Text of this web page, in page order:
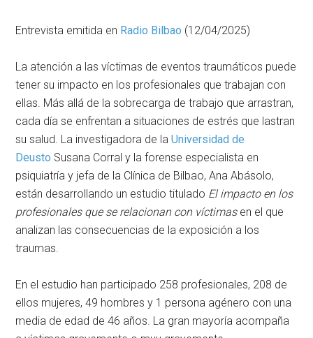
Entrevista emitida en Radio Bilbao (12/04/2025)
La atención a las víctimas de eventos traumáticos puede
tener su impacto en los profesionales que trabajan con
ellas. Más allá de la sobrecarga de trabajo que arrastran,
cada día se enfrentan a situaciones de estrés que lastran
su salud. La investigadora de laUniversidad de
Deusto Susana Corral y la forense especialista en
psiquiatría y jefa de la Clínica de Bilbao, Ana Abásolo,
están desarrollando un estudio titulado El impacto en los
profesionales que se relacionan con víctimasen el que
analizan las consecuencias de la exposición a los
traumas.
En el estudio han participado 258 profesionales, 208 de
ellos mujeres, 49 hombres y 1 persona agénero con una
media de edad de 46 años. La gran mayoría acompaña